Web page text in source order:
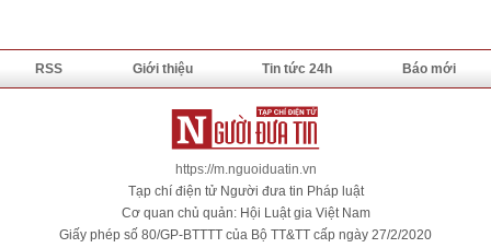
RSS Giới thiệu Tin tức 24h Báo mới
https://m.nguoiduatin.vn
Tạp chí điện tử Người đưa tin Pháp luật
Cơ quan chủ quản: Hội Luật gia Việt Nam
Giấy phép số 80/GP-BTTTT của Bộ TT&TT cấp ngày 27/2/2020